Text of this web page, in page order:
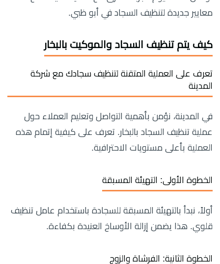
معايير جديدة لتنظيف السجاد في أبو ظبي.
كيف يتم تنظيف السجاد والموكيت بالبخار
تعرف على العملية المتقنة لتنظيف سجادك مع شركة
المدينة
في المدينة، نؤمن بأهمية التواصل وتعليم العملاء حول
عملية تنظيف السجاد بالبخار. تعرف على كيفية إتمام هذه
العملية بأعلى مستويات الاحترافية.
الخطوة الأولى: التهيئة المسبقة
أولاً، نبدأ بالتهيئة المسبقة للسجادة باستخدام عامل تنظيف
قلوي. هذا يضمن إزالة الأوساخ العنيدة بكفاءة.
الخطوة الثانية: الفرشاة والزوج